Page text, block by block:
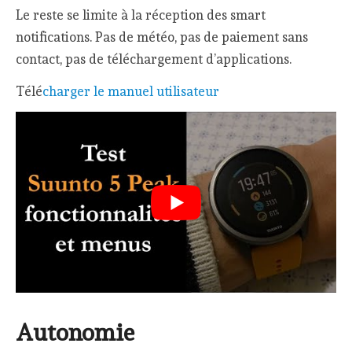
Le reste se limite à la réception des smart
notifications. Pas de météo, pas de paiement sans
contact, pas de téléchargement d’applications.
Télécharger le manuel utilisateur
Autonomie